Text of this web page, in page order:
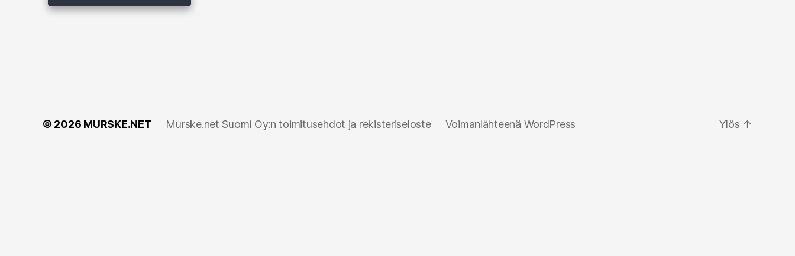
© 2026 MURSKE.NET Murske.net Suomi Oy:n toimitusehdot ja rekisteriseloste Voimanlähteenä WordPress Ylös ↑